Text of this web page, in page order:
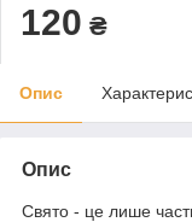
120 ₴
Опис
Опис
Свято - це лише